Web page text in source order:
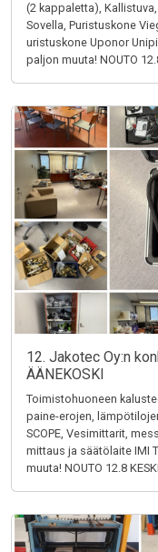
(2 kappaletta),
Sovella, Puristuskone
uristuskone Uponor
paljon muuta! NOUTO
12. Jakotec Oy:n
ÄÄNEKOSKI
Toimistohuoneen
paine-erojen,
SCOPE, Vesimittarit,
mittaus ja säätölaite IMI
muuta! NOUTO 12.8